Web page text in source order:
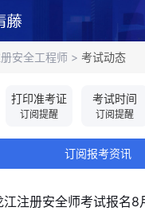
安全工程师 > 考试动态
打印准考证
订阅提醒
考试时间
订阅提醒
订阅报考资讯
注册安全师考试报名8